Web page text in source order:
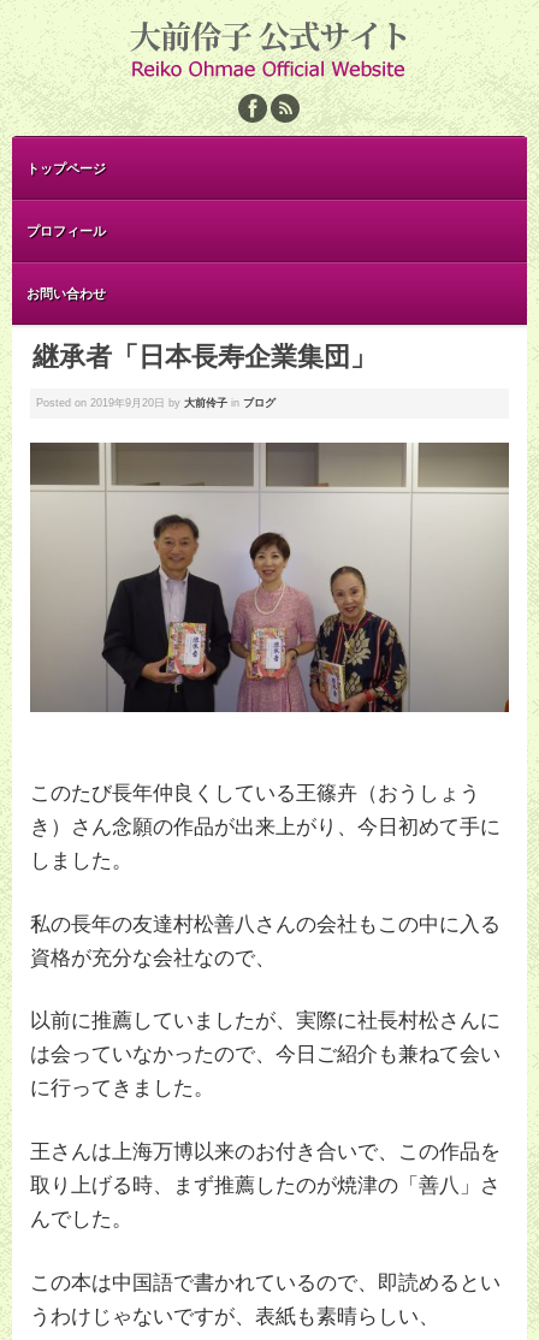
トップページ
プロフィール
お問い合わせ
継承者「日本長寿企業集団」
Posted on 2019年9月20日 by 大前伶子 in ブログ
このたび長年仲良くしている王篠卉（おうしょう
き）さん念願の作品が出来上がり、今日初めて手に
しました。
私の長年の友達村松善八さんの会社もこの中に入る
資格が充分な会社なので、
以前に推薦していましたが、実際に社長村松さんに
は会っていなかったので、今日ご紹介も兼ねて会い
に行ってきました。
王さんは上海万博以来のお付き合いで、この作品を
取り上げる時、まず推薦したのが焼津の「善八」さ
んでした。
この本は中国語で書かれているので、即読めるとい
うわけじゃないですが、表紙も素晴らしい、